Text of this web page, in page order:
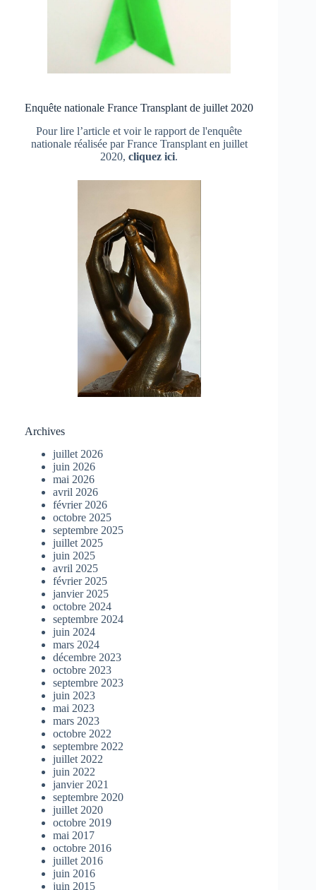
Enquête nationale France Transplant de juillet 2020
Pour lire l’article et voir le rapport de l'enquête
nationale réalisée par France Transplant en juillet
2020,cliquez ici.
Archives
juillet 2026
juin 2026
mai 2026
avril 2026
février 2026
octobre 2025
septembre 2025
juillet 2025
juin 2025
avril 2025
février 2025
janvier 2025
octobre 2024
septembre 2024
juin 2024
mars 2024
décembre 2023
octobre 2023
septembre 2023
juin 2023
mai 2023
mars 2023
octobre 2022
septembre 2022
juillet 2022
juin 2022
janvier 2021
septembre 2020
juillet 2020
octobre 2019
mai 2017
octobre 2016
juillet 2016
juin 2016
juin 2015